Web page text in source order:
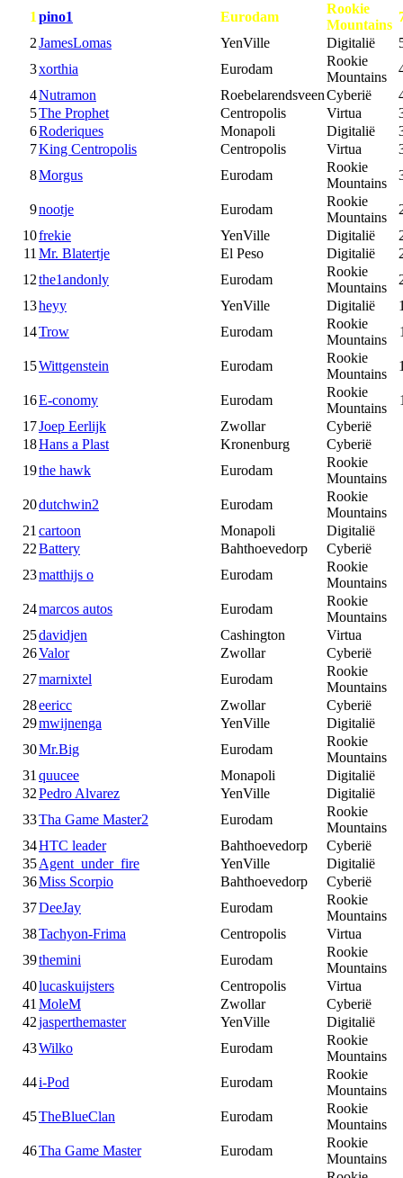
1pino1 Eurodam
Rookie
Mountains
2JamesLomas YenVille Digitalië
3xorthia Eurodam
Rookie
Mountains
4Nutramon RoebelarendsveenCyberië
5The Prophet Centropolis Virtua
6Roderiques Monapoli Digitalië
7King Centropolis Centropolis Virtua
8Morgus Eurodam
Rookie
Mountains
9nootje Eurodam
Rookie
Mountains
10frekie YenVille Digitalië
11Mr. Blatertje El Peso Digitalië
12the1andonly Eurodam
Rookie
Mountains
13heyy YenVille Digitalië
14Trow Eurodam
Rookie
Mountains
15Wittgenstein Eurodam
Rookie
Mountains
16E-conomy Eurodam
Rookie
Mountains
17Joep Eerlijk Zwollar
Cyberië
18Hans a Plast Kronenburg
Cyberië
19the hawk Eurodam
Rookie
Mountains
20dutchwin2 Eurodam
Rookie
Mountains
21cartoon Monapoli
Digitalië
22Battery Bahthoevedorp
Cyberië
23matthijs o Eurodam
Rookie
Mountains
24marcos autos Eurodam
Rookie
Mountains
25davidjen Cashington
Virtua
26Valor Zwollar
Cyberië
27marnixtel Eurodam
Rookie
Mountains
28eericc Zwollar
Cyberië
29mwijnenga YenVille
Digitalië
30Mr.Big Eurodam
Rookie
Mountains
31quucee Monapoli
Digitalië
32Pedro Alvarez YenVille
Digitalië
33Tha Game Master2 Eurodam
Rookie
Mountains
34HTC leader Bahthoevedorp
Cyberië
35Agent_under_fire YenVille
Digitalië
36Miss Scorpio Bahthoevedorp
Cyberië
37DeeJay Eurodam
Rookie
Mountains
38Tachyon-Frima Centropolis
Virtua
39themini Eurodam
Rookie
Mountains
40lucaskuijsters Centropolis
Virtua
41MoleM Zwollar
Cyberië
42jasperthemaster YenVille
Digitalië
43Wilko Eurodam
Rookie
Mountains
44i-Pod Eurodam
Rookie
Mountains
45TheBlueClan Eurodam
Rookie
Mountains
46Tha Game Master Eurodam
Rookie
Mountains